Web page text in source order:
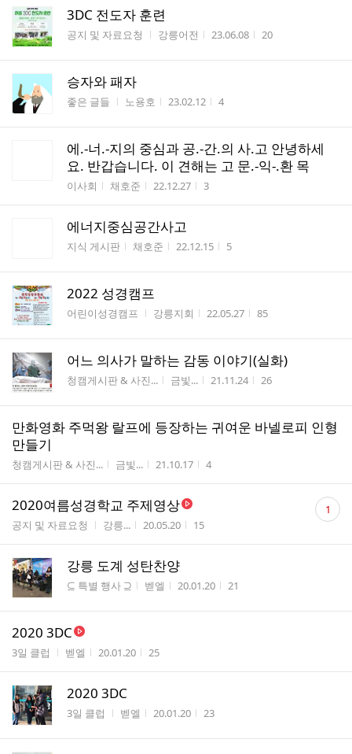
3DC 전도자 훈련
게시판명
공지 및 자료요청 작성자
강릉어전 작성시간
23.06.08 조회수
20
승자와 패자
게시판명
좋은 글들 작성자
노용호 작성시간
23.02.12 조회수
4
에.-너.-지의 중심과 공.-간.의 사.고 안녕하세
요. 반갑습니다. 이 견해는 고 문.-익-.환 목
게시판명
이사회 작성자
채호준 작성시간
22.12.27 조회수
3
에너지중심공간사고
게시판명
지식 게시판 작성자
채호준 작성시간
22.12.15 조회수
5
2022 성경캠프
게시판명
어린이성경캠프 작성자
강릉지회 작성시간
22.05.27 조회수
85
어느 의사가 말하는 감동 이야기(실화)
게시판명
청캠게시판 & 사진... 작성자
금빛... 작성시간
21.11.24 조회수
26
만화영화 주먹왕 랄프에 등장하는 귀여운 바넬로피 인형
만들기
게시판명
청캠게시판 & 사진... 작성자
금빛... 작성시간
21.10.17 조회수
4
2020여름성경학교 주제영상
게시판명
공지 및 자료요청 작성자
강릉... 작성시간
20.05.20 조회수
15
댓
글 1
강릉 도계 성탄찬양
게시판명
⊆ 특별 행사 ⊇ 작성자
벧엘 작성시간
20.01.20 조회수
21
2020 3DC
게시판명
3일 클럽 작성자
벧엘 작성시간
20.01.20 조회수
25
2020 3DC
게시판명
3일 클럽 작성자
벧엘 작성시간
20.01.20 조회수
23